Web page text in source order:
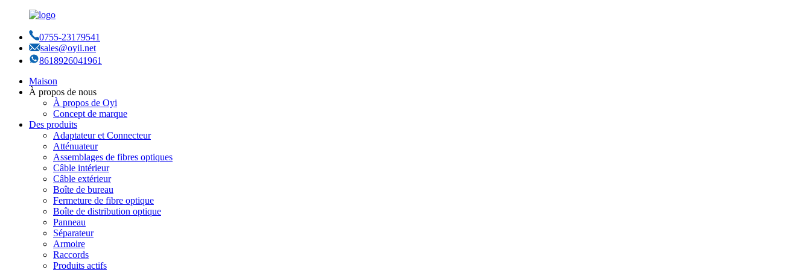
0755-23179541
sales@oyii.net
8618926041961
Maison
À propos de nous
À propos de Oyi
Concept de marque
Des produits
Adaptateur et Connecteur
Atténuateur
Assemblages de fibres optiques
Câble intérieur
Câble extérieur
Boîte de bureau
Fermeture de fibre optique
Boîte de distribution optique
Panneau
Séparateur
Armoire
Raccords
Produits actifs